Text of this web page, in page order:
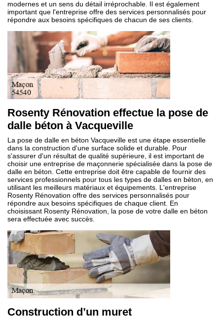
modernes et un sens du détail irréprochable. Il est également
important que l'entreprise offre des services personnalisés pour
répondre aux besoins spécifiques de chacun de ses clients.
Rosenty Rénovation effectue la pose de
dalle béton à Vacqueville
La pose de dalle en béton Vacqueville est une étape essentielle
dans la construction d'une surface solide et durable. Pour
s'assurer d'un résultat de qualité supérieure, il est important de
choisir une entreprise de maçonnerie spécialisée dans la pose de
dalle en béton. Cette entreprise doit être capable de fournir des
services professionnels pour tous les types de dalles en béton, en
utilisant les meilleurs matériaux et équipements. L'entreprise
Rosenty Rénovation offre des services personnalisés pour
répondre aux besoins spécifiques de chaque client. En
choisissant Rosenty Rénovation, la pose de votre dalle en béton
sera effectuée avec succès.
Construction d’un muret